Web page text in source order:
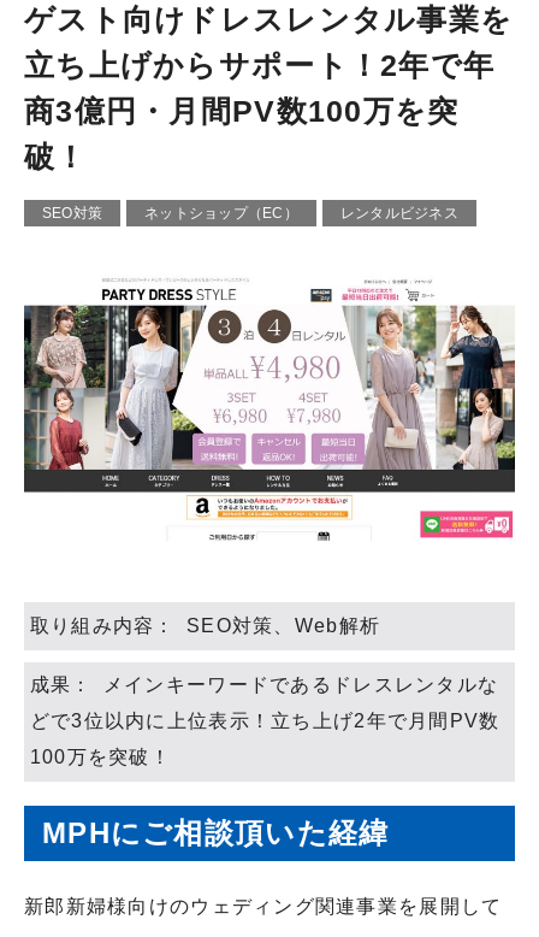
ゲスト向けドレスレンタル事業を
立ち上げからサポート！2年で年
商3億円・月間PV数100万を突
破！
SEO対策 ネットショップ（EC） レンタルビジネス
取り組み内容： SEO対策、Web解析
成果： メインキーワードであるドレスレンタルな
どで3位以内に上位表示！立ち上げ2年で月間PV数
100万を突破！
MPHにご相談頂いた経緯
新郎新婦様向けのウェディング関連事業を展開して